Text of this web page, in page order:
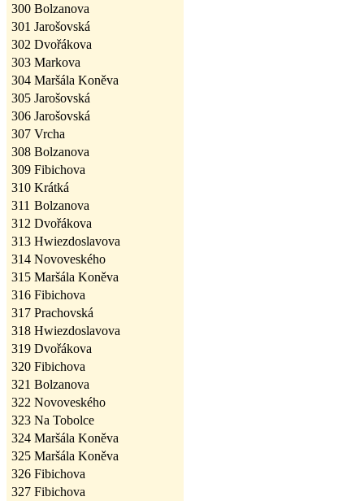
300 Bolzanova
301 Jarošovská
302 Dvořákova
303 Markova
304 Maršála Koněva
305 Jarošovská
306 Jarošovská
307 Vrcha
308 Bolzanova
309 Fibichova
310 Krátká
311 Bolzanova
312 Dvořákova
313 Hwiezdoslavova
314 Novoveského
315 Maršála Koněva
316 Fibichova
317 Prachovská
318 Hwiezdoslavova
319 Dvořákova
320 Fibichova
321 Bolzanova
322 Novoveského
323 Na Tobolce
324 Maršála Koněva
325 Maršála Koněva
326 Fibichova
327 Fibichova